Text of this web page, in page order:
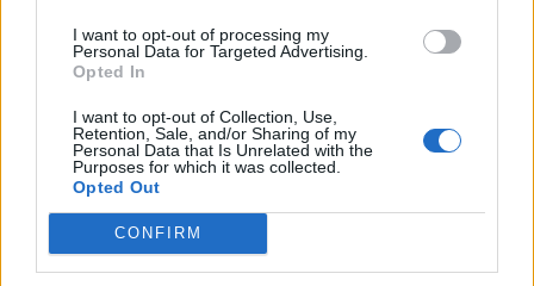
I want to opt-out of processing my
Personal Data for Targeted Advertising.
Opted In
I want to opt-out of Collection, Use,
Retention, Sale, and/or Sharing of my
Personal Data that Is Unrelated with the
Purposes for which it was collected.
Opted Out
CONFIRM
Líbí se:1
Oblibené místnosti: Žádné
Sledované diskuze
Poslední 3 příspěvky na mé zdi
Nemá žádné příspěvky